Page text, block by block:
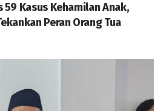
59 Kasus Kehamilan Anak,
Peran Orang Tua